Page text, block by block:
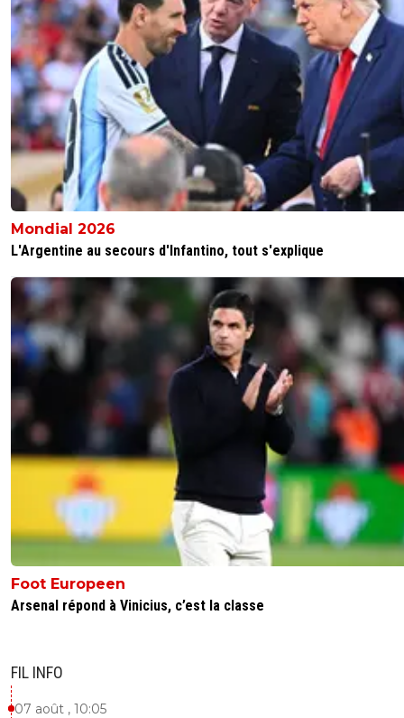
Mondial 2026
L'Argentine au secours d'Infantino, tout s'explique
Foot Europeen
Arsenal répond à Vinicius, c’est la classe
FIL INFO
07 août , 10:05